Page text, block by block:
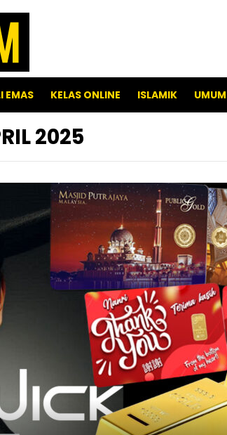
EMAS KELAS ONLINE ISLAMIK UMUM
2025